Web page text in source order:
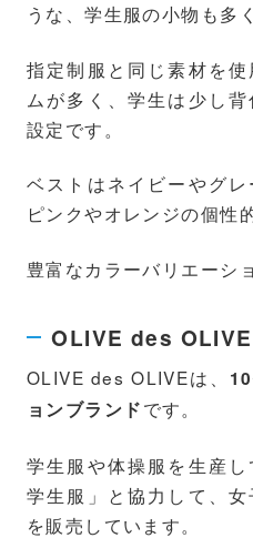
うな、学生服の小物も多
指定制服と同じ素材を
ムが多く、学生は少し
設定です。
ベストはネイビーやグレ
ピンクやオレンジの個性
豊富なカラーバリエーシ
OLIVE des OLIVE
OLIVE des OLIVEは、
ョンブランドです。
学生服や体操服を生産
学生服」と協力して、
を販売しています。